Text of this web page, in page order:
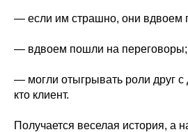
— если им страшно, они вдвоем
— вдвоем пошли на переговоры;
— могли отыгрывать роли друг с
кто клиент.
Получается веселая история, а